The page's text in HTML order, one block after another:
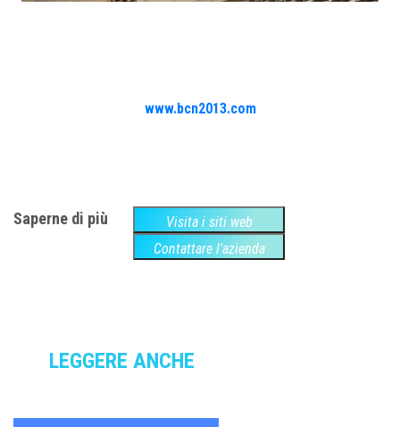
www.bcn2013.com
Saperne di più
Visita i siti web
Contattare l'azienda
LEGGERE ANCHE